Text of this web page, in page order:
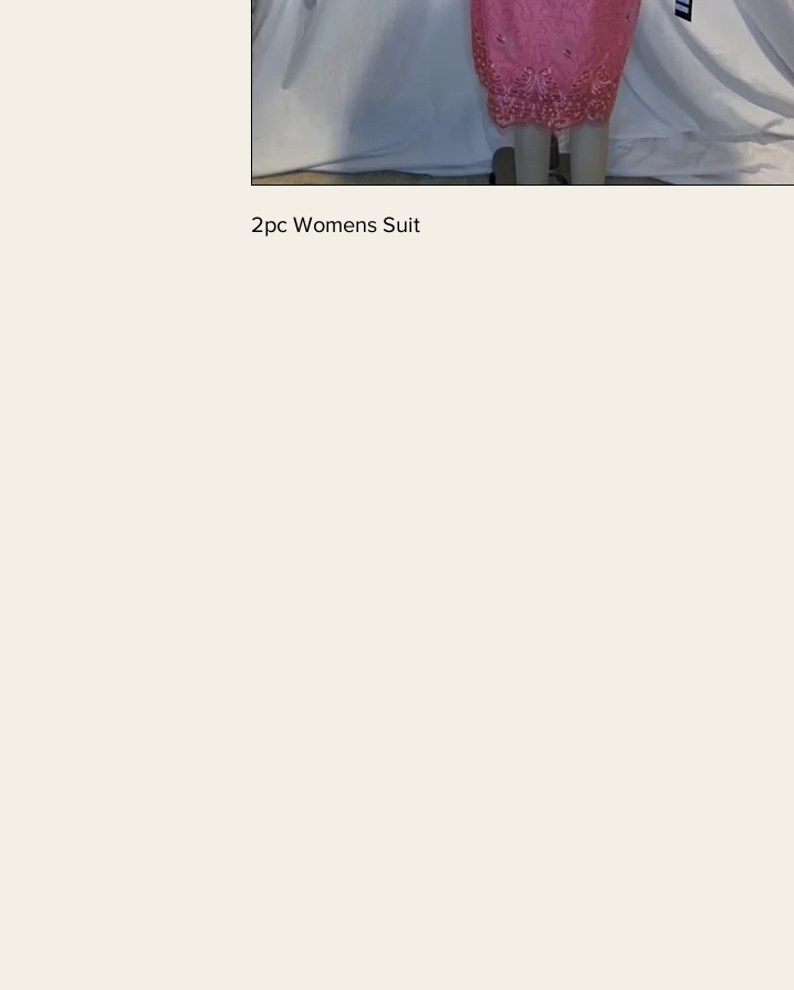
2pc Womens Suit